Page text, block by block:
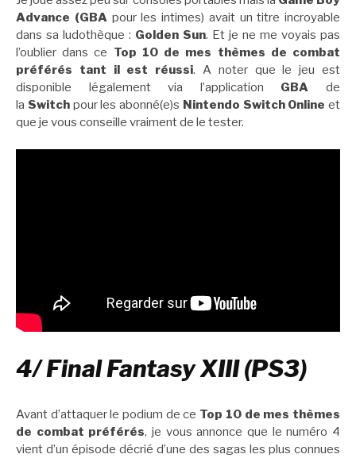
Advance (GBA pour les intimes) avait un titre incroyable
dans sa ludothèque : Golden Sun. Et je ne me voyais pas
l’oublier dans ce Top 10 de mes thèmes de combat
préférés tant il est réussi. A noter que le jeu est
disponible légalement via l’application GBAde
la Switch pour les abonné(e)s Nintendo Switch Online et
que je vous conseille vraiment de le tester.
4/ Final Fantasy XIII (PS3)
Avant d’attaquer le podium de ce Top 10 de mes thèmes
de combat préférés, je vous annonce que le numéro 4
vient d’un épisode décrié d’une des sagas les plus connues